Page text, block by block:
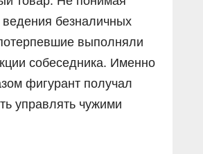
безналичных
выполняли
собеседника. Именно
фигурант получал
управлять чужими